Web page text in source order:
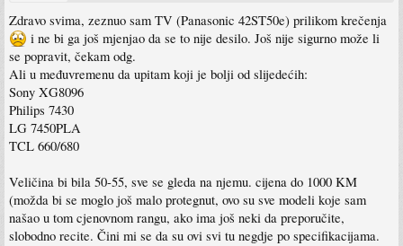
Zdravo svima, zeznuo sam TV (Panasonic 42ST50e) prilikom krečenja
i ne bi ga još mjenjao da se to nije desilo. Još nije sigurno može li
se popravit, čekam odg.
Ali u međuvremenu da upitam koji je bolji od slijedećih:
Sony XG8096
Philips 7430
LG 7450PLA
TCL 660/680
Veličina bi bila 50-55, sve se gleda na njemu. cijena do 1000 KM
(možda bi se moglo još malo protegnut, ovo su sve modeli koje sam
našao u tom cjenovnom rangu, ako ima još neki da preporučite,
slobodno recite. Čini mi se da su ovi svi tu negdje po specifikacijama.